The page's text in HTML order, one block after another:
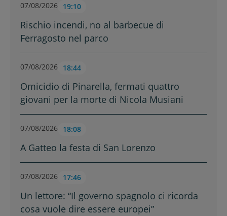
07/08/2026 19:10
Rischio incendi, no al barbecue di
Ferragosto nel parco
07/08/2026 18:44
Omicidio di Pinarella, fermati quattro
giovani per la morte di Nicola Musiani
07/08/2026 18:08
A Gatteo la festa di San Lorenzo
07/08/2026 17:46
Un lettore: “Il governo spagnolo ci ricorda
cosa vuole dire essere europei”